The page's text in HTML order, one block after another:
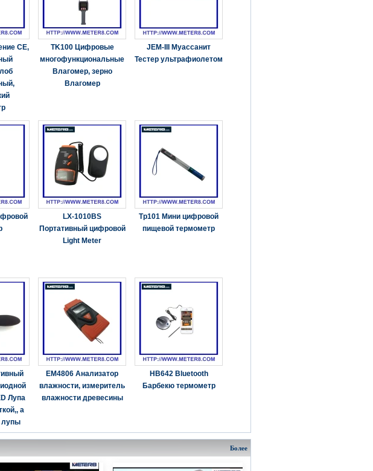
CE,
TK100 Цифровые
многофункциональные
Влагомер, зерно
Влагомер
JEM-III Муассанит
Тестер ультрафиолетом
LX-1010BS
Портативный цифровой
Light Meter
Tp101 Мини цифровой
пищевой термометр
Лупа
а
лупы
EM4806 Анализатор
влажности, измеритель
влажности древесины
HB642 Bluetooth
Барбекю термометр
Более